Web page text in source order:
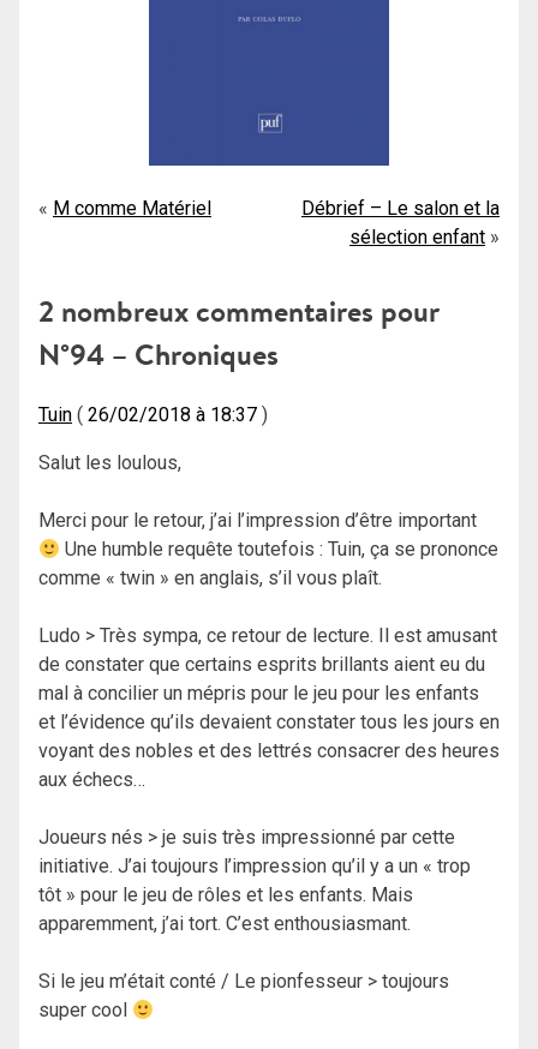
Navigation
l’article
M comme Matériel
Débrief – Le salon et la
sélection enfant
2 nombreux commentaires pour
N°94 – Chroniques
Tuin 26/02/2018 à 18:37
Salut les loulous,
Merci pour le retour, j’ai l’impression d’être important
Une humble requête toutefois : Tuin, ça se prononce
comme « twin » en anglais, s’il vous plaît.
Ludo > Très sympa, ce retour de lecture. Il est amusant
de constater que certains esprits brillants aient eu du
mal à concilier un mépris pour le jeu pour les enfants
et l’évidence qu’ils devaient constater tous les jours en
voyant des nobles et des lettrés consacrer des heures
aux échecs…
Joueurs nés > je suis très impressionné par cette
initiative. J’ai toujours l’impression qu’il y a un « trop
tôt » pour le jeu de rôles et les enfants. Mais
apparemment, j’ai tort. C’est enthousiasmant.
Si le jeu m’était conté / Le pionfesseur > toujours
super cool